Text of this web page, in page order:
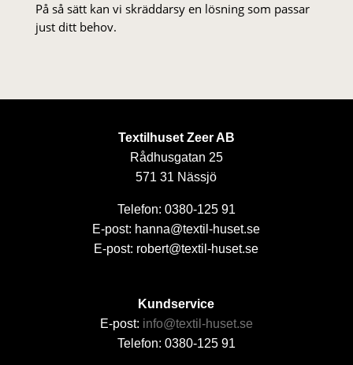
På så sätt kan vi skräddarsy en lösning som passar
just ditt behov.
Textilhuset Zeer AB
Rådhusgatan 25
571 31 Nässjö
Telefon: 0380-125 91
E-post: hanna@textil-huset.se
E-post: robert@textil-huset.se
Kundservice
E-post: info@textil-huset.se
Telefon: 0380-125 91